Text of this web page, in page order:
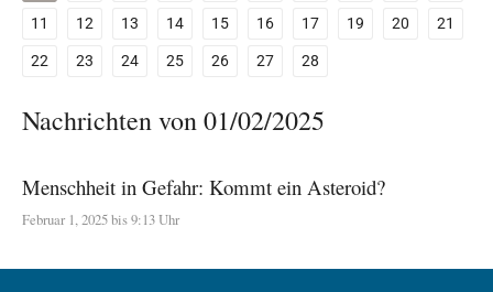
11
12 13 14 15 16 17 19 20
21
22
23 24 25 26 27 28
Nachrichten von 01/02/2025
Menschheit in Gefahr: Kommt ein Asteroid?
Februar 1, 2025 bis 9:13 Uhr